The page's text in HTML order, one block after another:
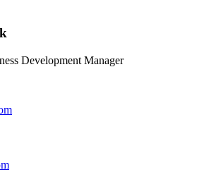
Development Manager